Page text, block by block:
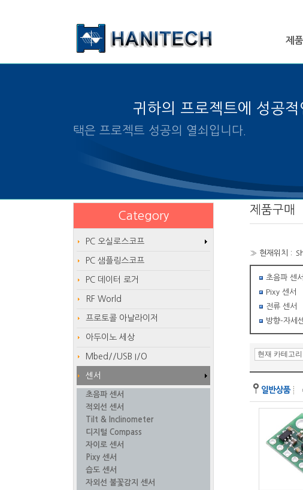
제
귀하의 프로젝트에 성공
알맞은 제품의 선택은 프로젝트 성공
제품구매
» 현재위치 :
초음파 센서
Pixy 센서
전류 센서
방향-자세
Category
PC 오실로스코프
PC 샘플링스코프
PC 데이터 로거
RF World
프로토콜 아날라이저
아두이노 세상
Mbed//USB I/O
센서
초음파 센서
적외선 센서
Tilt & Inclinometer
디지털 Compass
자이로 센서
Pixy 센서
습도 센서
자외선 불꽃감지 센서